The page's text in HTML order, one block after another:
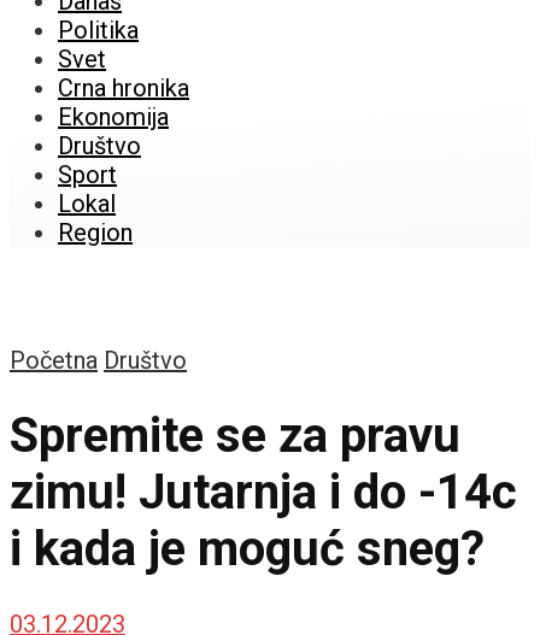
Politika
Svet
Crna hronika
Ekonomija
Društvo
Sport
Lokal
Region
Početna Društvo
Spremite se za pravu
zimu! Jutarnja i do -14c
i kada je moguć sneg?
03.12.2023